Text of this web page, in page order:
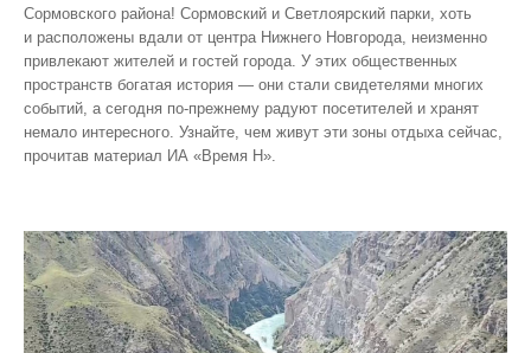
Сормовского района! Сормовский и Светлоярский парки, хоть
и расположены вдали от центра Нижнего Новгорода, неизменно
привлекают жителей и гостей города. У этих общественных
пространств богатая история — они стали свидетелями многих
событий, а сегодня по‑прежнему радуют посетителей и хранят
немало интересного. Узнайте, чем живут эти зоны отдыха сейчас,
прочитав материал ИА «Время Н».